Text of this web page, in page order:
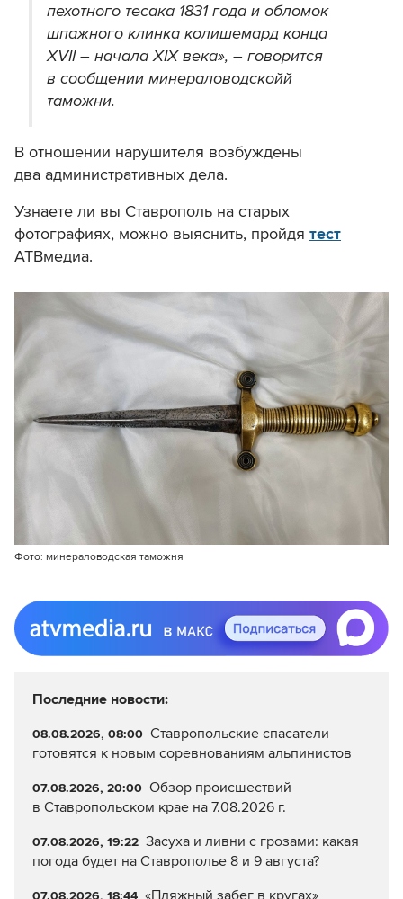
пехотного тесака 1831 года и обломок
шпажного клинка колишемард конца
XVII – начала XIX века», – говорится
в сообщении минераловодскойй
таможни.
В отношении нарушителя возбуждены
два административных дела.
Узнаете ли вы Ставрополь на старых
фотографиях, можно выяснить, пройдя тест
АТВмедиа.
Фото: минераловодская таможня
Последние новости:
08.08.2026, 08:00 Ставропольские спасатели
готовятся к новым соревнованиям альпинистов
07.08.2026, 20:00 Обзор происшествий
в Ставропольском крае на 7.08.2026 г.
07.08.2026, 19:22 Засуха и ливни с грозами: какая
погода будет на Ставрополье 8 и 9 августа?
07.08.2026, 18:44